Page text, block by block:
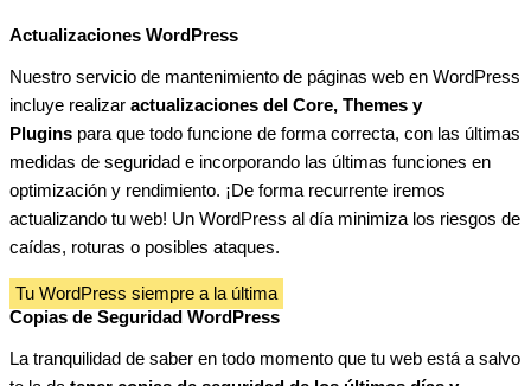
Actualizaciones WordPress
Nuestro servicio de mantenimiento de páginas web en WordPress
incluye realizar actualizaciones del Core, Themes y
Plugins para que todo funcione de forma correcta, con las últimas
medidas de seguridad e incorporando las últimas funciones en
optimización y rendimiento. ¡De forma recurrente iremos
actualizando tu web! Un WordPress al día minimiza los riesgos de
caídas, roturas o posibles ataques.
Tu WordPress siempre a la última
Copias de Seguridad WordPress
La tranquilidad de saber en todo momento que tu web está a salvo